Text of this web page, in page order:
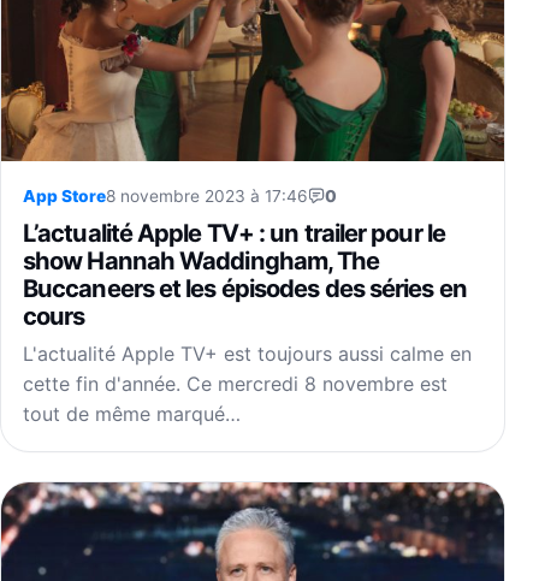
App Store8 novembre 2023 à 17:46 0
L’actualité Apple TV+ : un trailer pour le
show Hannah Waddingham, The
Buccaneers et les épisodes des séries en
cours
L'actualité Apple TV+ est toujours aussi calme en
cette fin d'année. Ce mercredi 8 novembre est
tout de même marqué…